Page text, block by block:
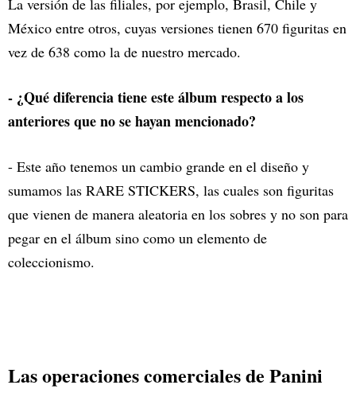
La versión de las filiales, por ejemplo, Brasil, Chile y
México entre otros, cuyas versiones tienen 670 figuritas en
vez de 638 como la de nuestro mercado.
- ¿Qué diferencia tiene este álbum respecto a los
anteriores que no se hayan mencionado?
- Este año tenemos un cambio grande en el diseño y
sumamos las RARE STICKERS, las cuales son figuritas
que vienen de manera aleatoria en los sobres y no son para
pegar en el álbum sino como un elemento de
coleccionismo.
Las operaciones comerciales de Panini